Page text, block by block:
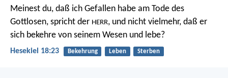
Meinest du, daß ich Gefallen habe am Tode des
Gottlosen, spricht der HERR, und nicht vielmehr, daß er
sich bekehre von seinem Wesen und lebe?
Hesekiel 18:23 Bekehrung Leben Sterben